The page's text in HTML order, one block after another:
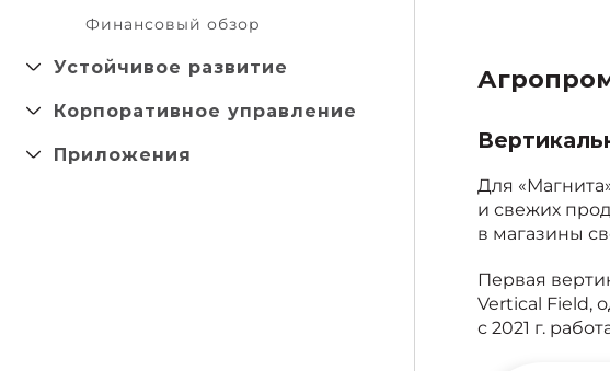
Финансовый обзор
Устойчивое развитие
Корпоративное управление
Приложения
Для
и свежих
в магазины
Первая
Vertical Field,
с 2021 г.